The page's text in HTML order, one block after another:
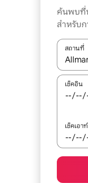
ค้นพบที่
สำหรับก
สถานที่
ใช้ลูก
เช็คอิน
เช็คเอาท์